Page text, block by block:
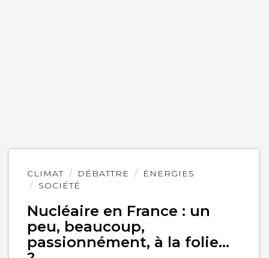
CLIMAT DÉBATTRE
ÉNERGIES
SOCIÉTÉ
Nucléaire en France : un
peu, beaucoup,
passionnément, à la folie…
Lire
l'article